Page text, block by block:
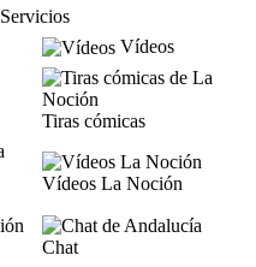
Servicios
Vídeos
Tiras cómicas
Vídeos La Noción
Chat